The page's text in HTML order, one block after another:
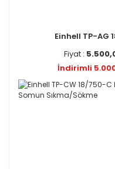
Einhell TP-AG
Fiyat :
İndirimli